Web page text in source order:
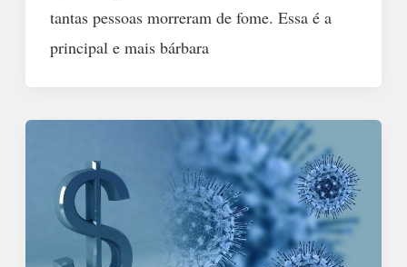
tantas pessoas morreram de fome. Essa é a
principal e mais bárbara